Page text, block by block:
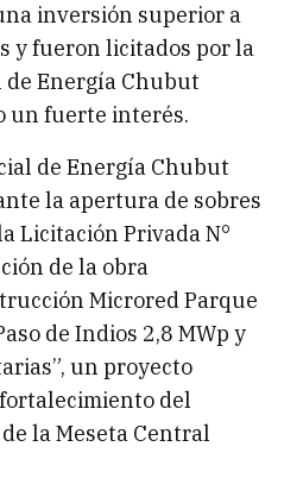
inversión superior a
y fueron licitados por la
Energía Chubut
un fuerte interés.
de Energía Chubut
la apertura de sobres
Licitación Privada N°
de la obra
Microred Parque
de Indios 2,8 MWp y
un proyecto
del
la Meseta Central